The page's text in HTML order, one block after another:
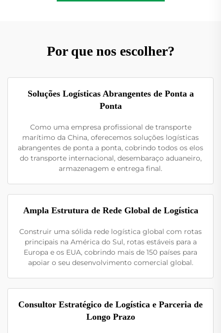
Por que nos escolher?
Soluções Logísticas Abrangentes de Ponta a
Ponta
Como uma empresa profissional de transporte
marítimo da China, oferecemos soluções logísticas
abrangentes de ponta a ponta, cobrindo todos os elos
do transporte internacional, desembaraço aduaneiro,
armazenagem e entrega final.
Ampla Estrutura de Rede Global de Logística
Construir uma sólida rede logística global com rotas
principais na América do Sul, rotas estáveis para a
Europa e os EUA, cobrindo mais de 150 países para
apoiar o seu desenvolvimento comercial global.
Consultor Estratégico de Logística e Parceria de
Longo Prazo